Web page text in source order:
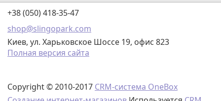
+38 (050) 418-35-47
shop@slingopark.com
Киев, ул. Харьковское Шоссе 19, офис 823
Полная версия сайта
Copyright © 2010-2017 CRM-система OneBox